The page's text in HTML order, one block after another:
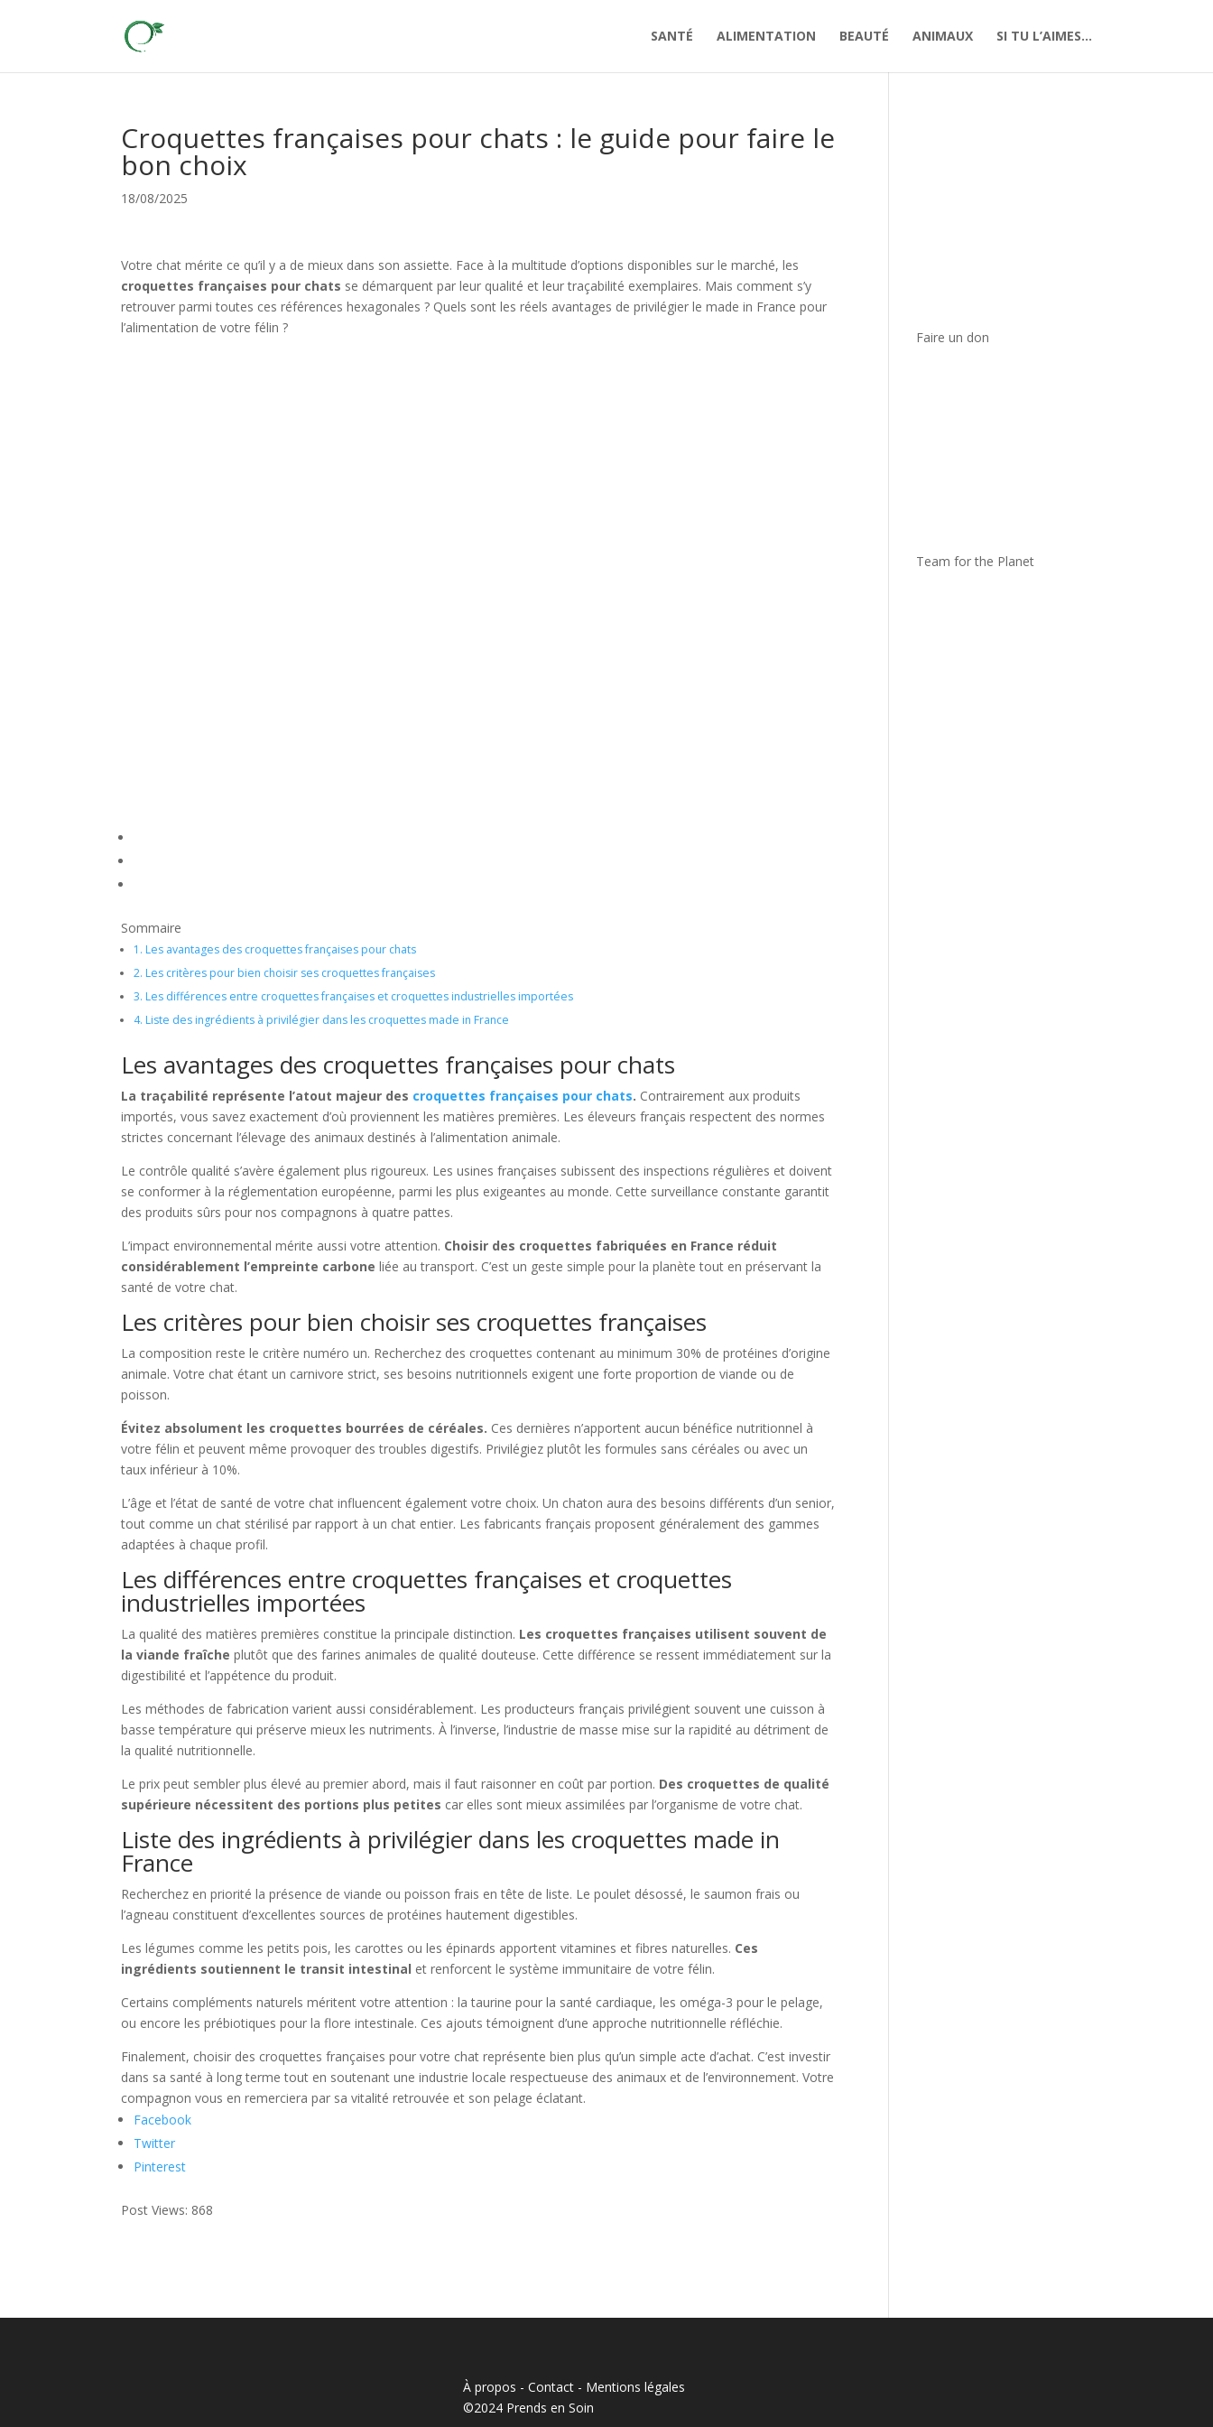
SANTÉ ALIMENTATION BEAUTÉ ANIMAUX SI TU L’AIMES…
Croquettes françaises pour chats : le guide pour faire le
bon choix
18/08/2025
Votre chat mérite ce qu’il y a de mieux dans son assiette. Face à la multitude d’options disponibles sur le marché, les
croquettes françaises pour chats se démarquent par leur qualité et leur traçabilité exemplaires. Mais comment s’y
retrouver parmi toutes ces références hexagonales ? Quels sont les réels avantages de privilégier le made in France pour
l’alimentation de votre félin ?
Sommaire
1. Les avantages des croquettes françaises pour chats
2. Les critères pour bien choisir ses croquettes françaises
3. Les différences entre croquettes françaises et croquettes industrielles importées
4. Liste des ingrédients à privilégier dans les croquettes made in France
Les avantages des croquettes françaises pour chats
La traçabilité représente l’atout majeur des croquettes françaises pour chats. Contrairement aux produits
importés, vous savez exactement d’où proviennent les matières premières. Les éleveurs français respectent des normes
strictes concernant l’élevage des animaux destinés à l’alimentation animale.
Le contrôle qualité s’avère également plus rigoureux. Les usines françaises subissent des inspections régulières et doivent
se conformer à la réglementation européenne, parmi les plus exigeantes au monde. Cette surveillance constante garantit
des produits sûrs pour nos compagnons à quatre pattes.
L’impact environnemental mérite aussi votre attention. Choisir des croquettes fabriquées en France réduit
considérablement l’empreinte carbone liée au transport. C’est un geste simple pour la planète tout en préservant la
santé de votre chat.
Les critères pour bien choisir ses croquettes françaises
La composition reste le critère numéro un. Recherchez des croquettes contenant au minimum 30% de protéines d’origine
animale. Votre chat étant un carnivore strict, ses besoins nutritionnels exigent une forte proportion de viande ou de
poisson.
Évitez absolument les croquettes bourrées de céréales. Ces dernières n’apportent aucun bénéfice nutritionnel à
votre félin et peuvent même provoquer des troubles digestifs. Privilégiez plutôt les formules sans céréales ou avec un
taux inférieur à 10%.
L’âge et l’état de santé de votre chat influencent également votre choix. Un chaton aura des besoins différents d’un senior,
tout comme un chat stérilisé par rapport à un chat entier. Les fabricants français proposent généralement des gammes
adaptées à chaque profil.
Les différences entre croquettes françaises et croquettes
industrielles importées
La qualité des matières premières constitue la principale distinction. Les croquettes françaises utilisent souvent de
la viande fraîche plutôt que des farines animales de qualité douteuse. Cette différence se ressent immédiatement sur la
digestibilité et l’appétence du produit.
Les méthodes de fabrication varient aussi considérablement. Les producteurs français privilégient souvent une cuisson à
basse température qui préserve mieux les nutriments. À l’inverse, l’industrie de masse mise sur la rapidité au détriment de
la qualité nutritionnelle.
Le prix peut sembler plus élevé au premier abord, mais il faut raisonner en coût par portion. Des croquettes de qualité
supérieure nécessitent des portions plus petites car elles sont mieux assimilées par l’organisme de votre chat.
Liste des ingrédients à privilégier dans les croquettes made in
France
Recherchez en priorité la présence de viande ou poisson frais en tête de liste. Le poulet désossé, le saumon frais ou
l’agneau constituent d’excellentes sources de protéines hautement digestibles.
Les légumes comme les petits pois, les carottes ou les épinards apportent vitamines et fibres naturelles. Ces
ingrédients soutiennent le transit intestinal et renforcent le système immunitaire de votre félin.
Certains compléments naturels méritent votre attention : la taurine pour la santé cardiaque, les oméga-3 pour le pelage,
ou encore les prébiotiques pour la flore intestinale. Ces ajouts témoignent d’une approche nutritionnelle réfléchie.
Finalement, choisir des croquettes françaises pour votre chat représente bien plus qu’un simple acte d’achat. C’est investir
dans sa santé à long terme tout en soutenant une industrie locale respectueuse des animaux et de l’environnement. Votre
compagnon vous en remerciera par sa vitalité retrouvée et son pelage éclatant.
Facebook
Twitter
Pinterest
Post Views: 868
Faire un don
Team for the Planet
À propos - Contact- Mentions légales
©2024 Prends en Soin